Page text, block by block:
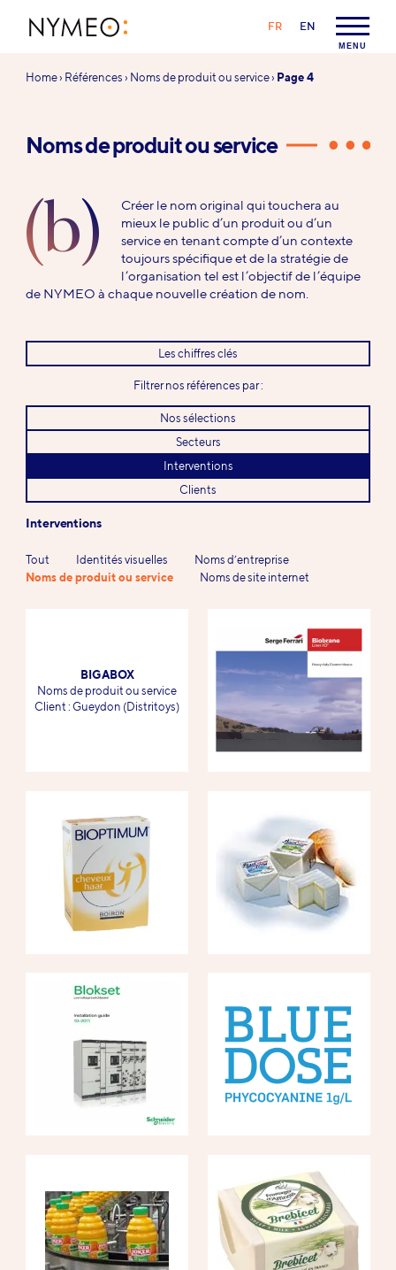
MENU
LANGAGE :
FR EN
Vous
Home› Références› Noms de produit ou service› Page 4
Noms de produit ou service
(b)
Créer le nom original qui touchera au
mieux le public d’un produit ou d’un
service en tenant compte d’un contexte
toujours spécifique et de la stratégie de
l’organisation tel est l’objectif de l’équipe
de NYMEO à chaque nouvelle création de nom.
Les chiffres clés
Filtrer nos références par :
Nos sélections
Secteurs
Interventions
Clients
Interventions
Tout Identités visuelles
Noms d’entreprise
Noms de produit ou service
Noms de site internet
BIGABOX
-
Noms de produit ou service
-
Client : Gueydon (Distritoys)